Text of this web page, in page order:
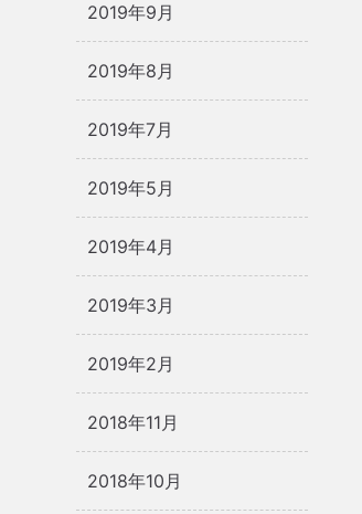
2019年9月
2019年8月
2019年7月
2019年5月
2019年4月
2019年3月
2019年2月
2018年11月
2018年10月